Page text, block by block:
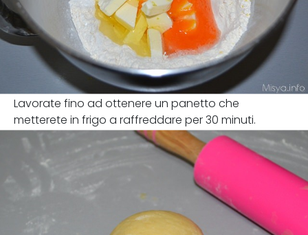
Lavorate fino ad ottenere un panetto che
metterete in frigo a raffreddare per 30 minuti.